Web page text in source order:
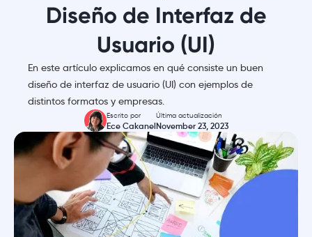
Diseño de Interfaz de
Usuario (UI)
En este artículo explicamos en qué consiste un buen
diseño de interfaz de usuario (UI) con ejemplos de
distintos formatos y empresas.
Escrito por
Ece Cakanel
Última actualización
November 23, 2023